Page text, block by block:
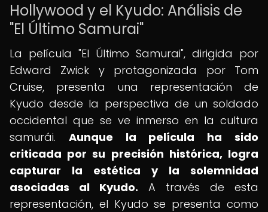
Hollywood y el Kyudo: Análisis de
"El Último Samurai"
La película "El Último Samurai", dirigida por
Edward Zwick y protagonizada por Tom
Cruise, presenta una representación de
Kyudo desde la perspectiva de un soldado
occidental que se ve inmerso en la cultura
samurái. Aunque la película ha sido
criticada por su precisión histórica, logra
capturar la estética y la solemnidad
asociadas al Kyudo. A través de esta
representación, el Kyudo se presenta como